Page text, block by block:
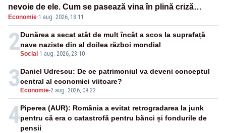
nevoie de ele. Cum se pasează vina în plină criză
energetică
Economie·1 aug. 2026, 18:11
2Social -1 aug. 2026, 23:10
Dunărea a secat atât de mult încât a scos la suprafață
nave naziste din al doilea război mondial
3 Economie-2 aug. 2026, 09:22
Daniel Udrescu: De ce patrimoniul va deveni conceptul
central al economiei viitoare?
4Piperea (AUR): România a evitat retrogradarea la junk
pentru că era o catastrofă pentru bănci și fondurile de
pensii